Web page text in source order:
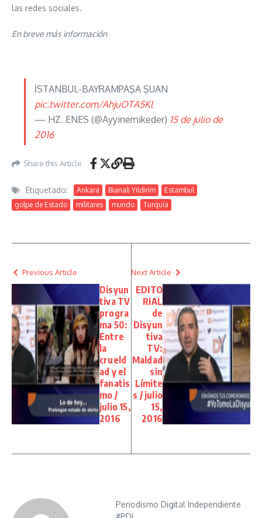
las redes sociales.
En breve más información
İSTANBUL-BAYRAMPAŞA ŞUAN
pic.twitter.com/AhjuOTA5Kl
— HZ. ENES (@Ayyinemikeder) 15 de julio de
2016
Share this Article
Etiquetado: Ankara Bianali Yildirim
Estambul
golpe de Estado
militares mundo Turquía
Previous Article
Disyun
tiva TV
progra
ma 50:
Entre
la
crueld
ad y el
fanatis
mo /
julio 15,
2016
Next Article
EDITO
RIAL
de
Disyun
tiva
TV:
Maldad
sin
Límite
s / julio
15,
2016
Periodismo Digital Independiente